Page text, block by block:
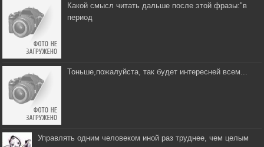
Какой смысл читать дальше после этой фразы:"в
период
Тоньше,пожалуйста, так будет интересней всем...
Управлять одним человеком иной раз труднее, чем целым